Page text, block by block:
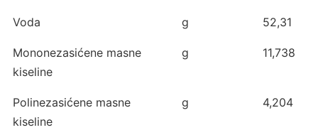
Voda g 52,31
Mononezasićene masne
kiseline
g 11,738
Polinezasićene masne
kiseline
g 4,204